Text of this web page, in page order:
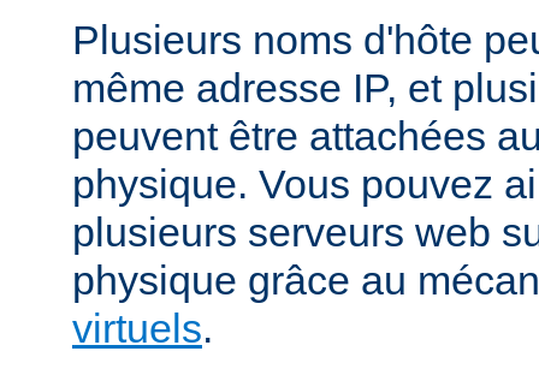
Plusieurs noms d'hôte
même adresse IP, et
peuvent être attachées
physique. Vous pouvez
plusieurs serveurs web
physique grâce au
virtuels.